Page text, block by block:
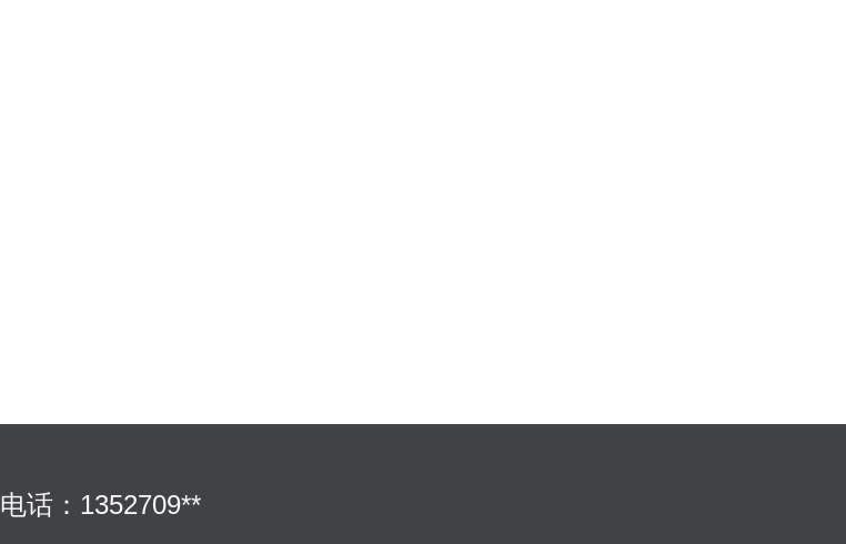
电话：1352709**